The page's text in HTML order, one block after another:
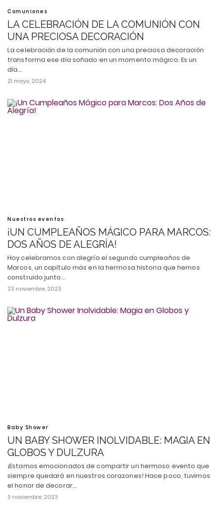
Comuniones
LA CELEBRACIÓN DE LA COMUNIÓN CON
UNA PRECIOSA DECORACIÓN
La celebración de la comunión con una preciosa decoración
transforma ese día soñado en un momento mágico. Es un
día…
21 mayo, 2024
Nuestros eventos
¡UN CUMPLEAÑOS MÁGICO PARA MARCOS:
DOS AÑOS DE ALEGRÍA!
Hoy celebramos con alegría el segundo cumpleaños de
Marcos, un capítulo más en la hermosa historia que hemos
construido junto…
23 noviembre, 2023
Baby Shower
UN BABY SHOWER INOLVIDABLE: MAGIA EN
GLOBOS Y DULZURA
¡Estamos emocionados de compartir un hermoso evento que
siempre quedará en nuestros corazones! Hace poco, tuvimos
el honor de decorar…
3 noviembre, 2023